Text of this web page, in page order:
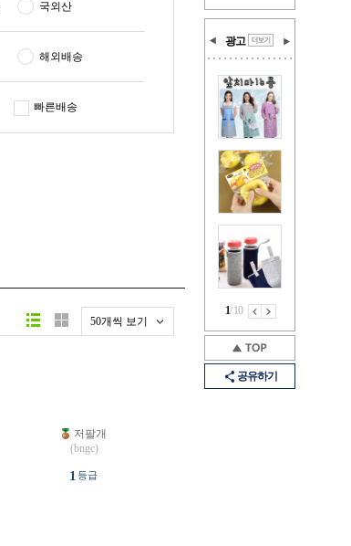
광고
1/10
공유하기
국외산
해외배송
빠른배송
50개씩 보기
저팔개
(bngc)
1 등급